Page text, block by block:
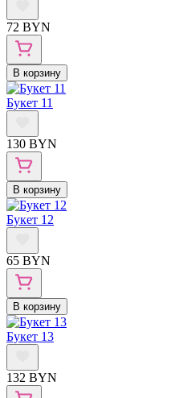
72 BYN
В корзину
Букет 11
130 BYN
В корзину
Букет 12
65 BYN
В корзину
Букет 13
132 BYN